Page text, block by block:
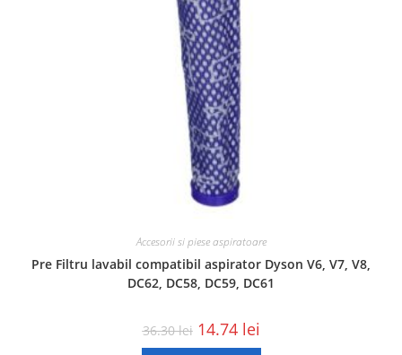
Accesorii si piese aspiratoare
Pre Filtru lavabil compatibil aspirator Dyson V6, V7, V8,
DC62, DC58, DC59, DC61
36.30lei 14.74 lei